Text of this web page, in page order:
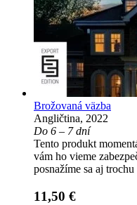
Brožovaná väzba
Angličtina, 2022
Do 6 – 7 dní
Tento produkt
vám ho vieme
posnažíme sa aj
11,50 €